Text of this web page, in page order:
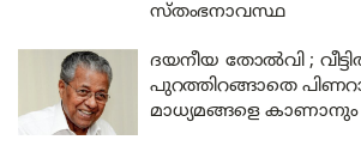
സ്തംഭനാവസ്ഥ
ദയനീയ തോൽവി ;
പുറത്തിറങ്ങാതെ
മാധ്യമങ്ങളെ കാണാനും